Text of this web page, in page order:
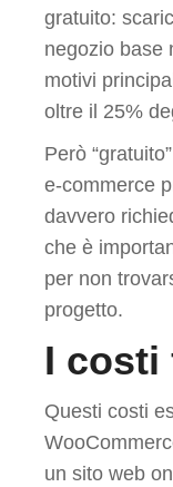
gratuito:
negozio base
motivi
oltre il 25%
Però
e-commerce
davvero
che è
per non
progetto.
I costi
Questi costi
un sito web